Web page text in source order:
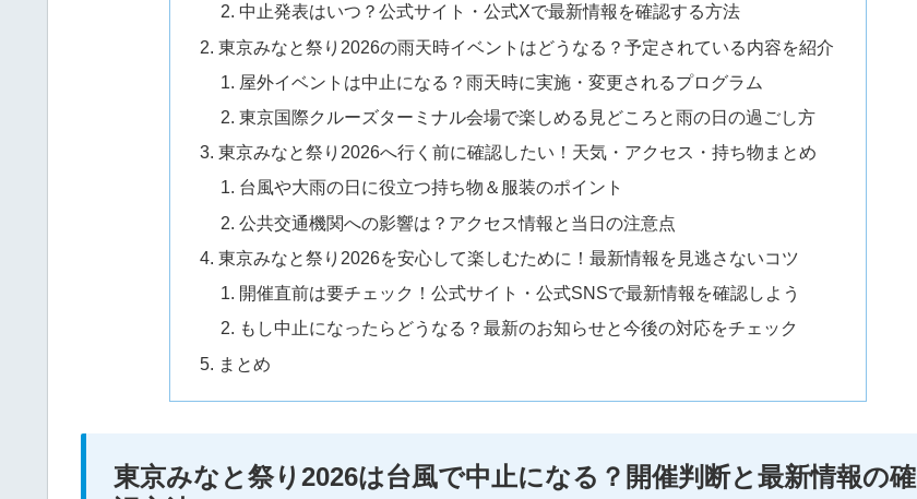
中止発表はいつ？公式サイト・公式Xで最新情報を確認する方法
東京みなと祭り2026の雨天時イベントはどうなる？予定されている内容を紹介
屋外イベントは中止になる？雨天時に実施・変更されるプログラム
東京国際クルーズターミナル会場で楽しめる見どころと雨の日の過ごし方
東京みなと祭り2026へ行く前に確認したい！天気・アクセス・持ち物まとめ
台風や大雨の日に役立つ持ち物＆服装のポイント
公共交通機関への影響は？アクセス情報と当日の注意点
東京みなと祭り2026を安心して楽しむために！最新情報を見逃さないコツ
開催直前は要チェック！公式サイト・公式SNSで最新情報を確認しよう
もし中止になったらどうなる？最新のお知らせと今後の対応をチェック
まとめ
東京みなと祭り2026は台風で中止になる？開催判断と最新情報の確